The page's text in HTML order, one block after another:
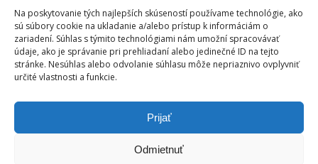
Na poskytovanie tých najlepších skúseností používame technológie, ako
sú súbory cookie na ukladanie a/alebo prístup k informáciám o
zariadení. Súhlas s týmito technológiami nám umožní spracovávať
údaje, ako je správanie pri prehliadaní alebo jedinečné ID na tejto
stránke. Nesúhlas alebo odvolanie súhlasu môže nepriaznivo ovplyvniť
určité vlastnosti a funkcie.
Prijať
Odmietnuť
PODUJATIE PODPORIL